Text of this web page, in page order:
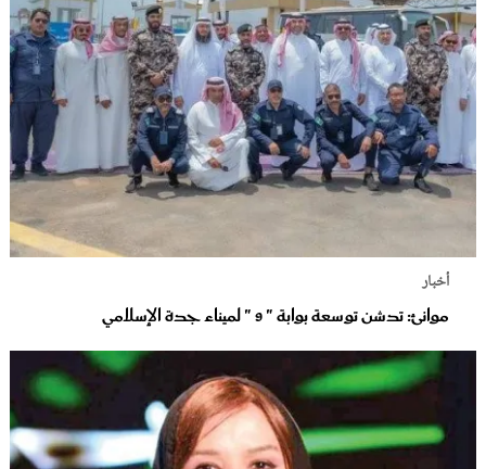
أخبار
موانئ: تدشن توسعة بوابة " 9 " لميناء جدة الإسلامي